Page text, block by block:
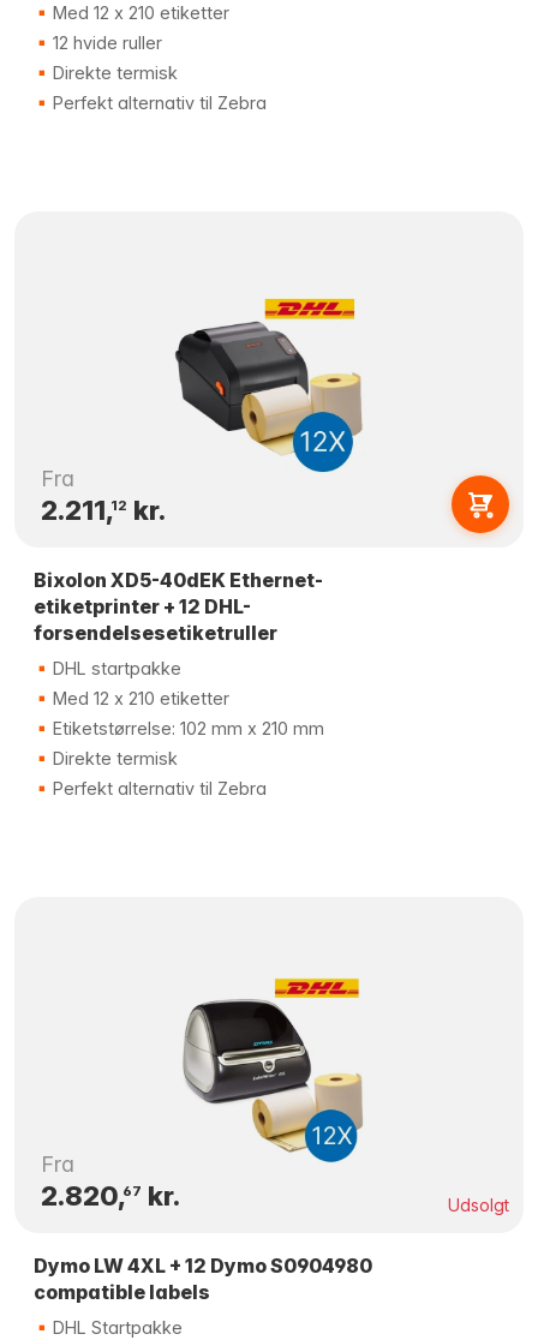
Med 12 x 210 etiketter
12 hvide ruller
Direkte termisk
Perfekt alternativ til Zebra
Fra
2.211,12 kr.
Bixolon XD5-40dEK Ethernet-
etiketprinter + 12 DHL-
forsendelsesetiketruller
DHL startpakke
Med 12 x 210 etiketter
Etiketstørrelse: 102 mm x 210 mm
Direkte termisk
Perfekt alternativ til Zebra
Fra
2.820,67 kr. Udsolgt
Dymo LW 4XL + 12 Dymo S0904980
compatible labels
DHL Startpakke